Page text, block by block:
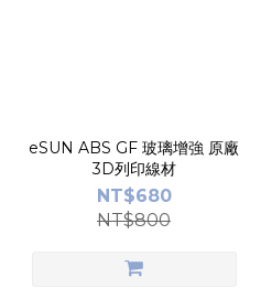
eSUN ABS GF 玻璃增強 原廠
3D列印線材
NT$680
NT$800